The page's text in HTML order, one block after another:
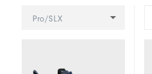
Pro/SLX